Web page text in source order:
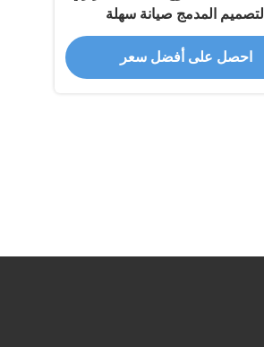
التصميم المدمج صيانة سهلة
احصل على أفضل سعر